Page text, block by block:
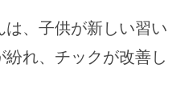
、子供が新しい習い
れ、チックが改善し